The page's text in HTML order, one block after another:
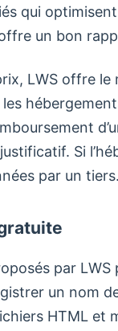
qui
un bon
LWS offre
Si
par un tiers.
par
un nom
HTML et